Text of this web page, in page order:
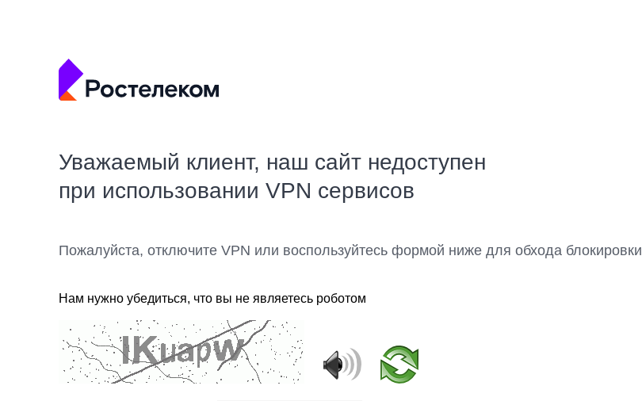
Уважаемый клиент, наш сайт недоступен
при использовании VPN сервисов
Пожалуйста, отключите VPN или воспользуйтесь формой ниже для обхода блокировки
Нам нужно убедиться, что вы не являетесь роботом